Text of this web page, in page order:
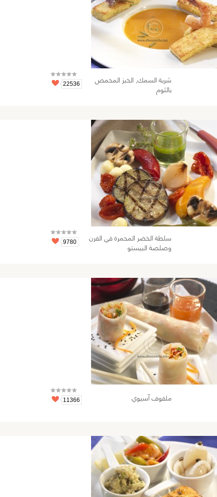
شربة السمك, الخبز المحمص
بالثوم 22536
سلطة الخضر المحمرة في الفرن
وصلصة البيستو 9780
ملفوف آسيوي 11366